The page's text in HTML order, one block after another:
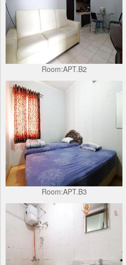
Room:APT.B2
Room:APT.B3